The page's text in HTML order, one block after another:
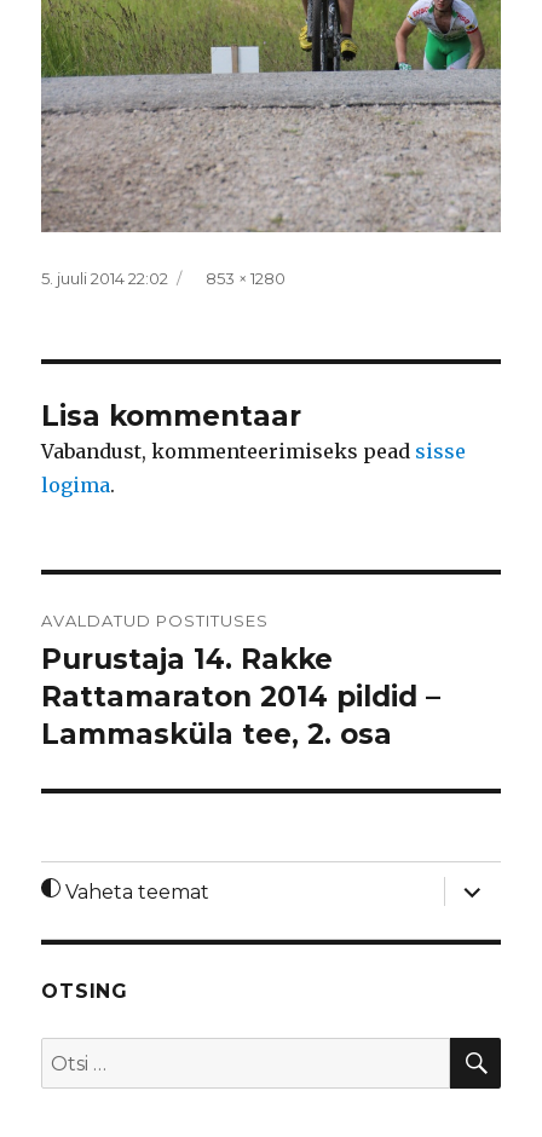
Postitatud
5. juuli 2014 22:02 Täissuurus
853 × 1280
Lisa kommentaar
Vabandust, kommenteerimiseks pead sisse
logima.
AVALDATUD POSTITUSES
Purustaja 14. Rakke
Rattamaraton 2014 pildid –
Lammasküla tee, 2. osa
Vaheta teemat
laienda
OTSING
Otsi: